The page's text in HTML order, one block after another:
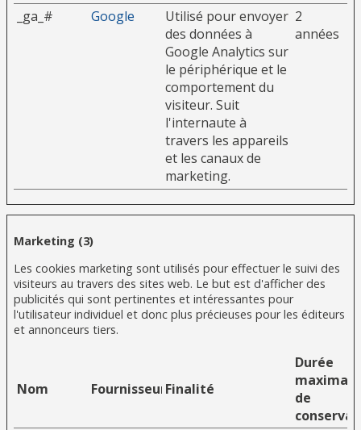
_ga_# Google
Utilisé pour envoyer
des données à
Google Analytics sur
le périphérique et le
comportement du
visiteur. Suit
l'internaute à
travers les appareils
et les canaux de
marketing.
2
années
Marketing (3)
Les cookies marketing sont utilisés pour effectuer le suivi des
visiteurs au travers des sites web. Le but est d'afficher des
publicités qui sont pertinentes et intéressantes pour
l'utilisateur individuel et donc plus précieuses pour les éditeurs
et annonceurs tiers.
Nom Fournisseur Finalité
Durée
maximale
de